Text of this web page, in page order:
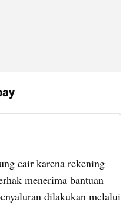
cair karena rekening
menerima bantuan
dilakukan melalui